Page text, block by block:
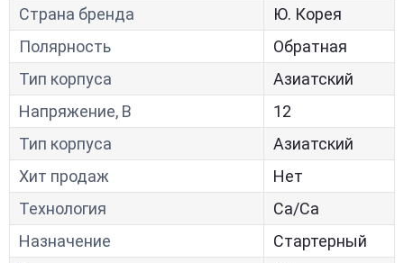
Страна бренда
Ю. Корея
Полярность
Обратная
Тип корпуса
Азиатский
Напряжение, В
12
Тип корпуса
Азиатский
Хит продаж
Нет
Технология
Са/Са
Назначение
Стартерный